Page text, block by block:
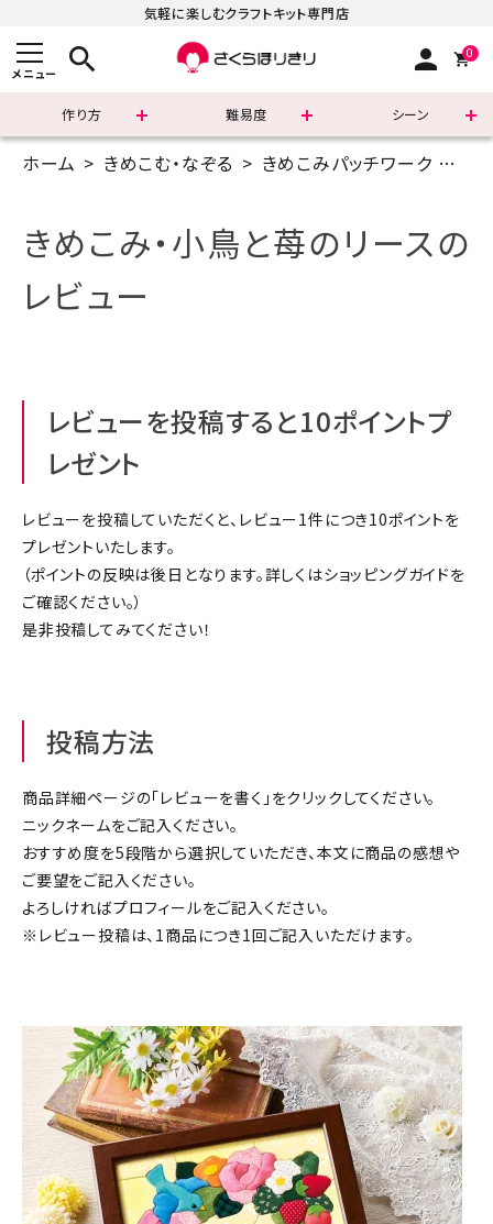
気軽に楽しむクラフトキット専門店
メニュー search person 0
作り方 難易度 シーン
まずはこちら
よくあるご質問
診断チャート
レビューを見る
コーポレートサイト
介護施設関係の方へ
最新のチラシはこちら
お問い合わせ
ACCOUNT MENU
ようこそ ゲスト 様
meeting_room ログイン person 会員登録
ホーム きめこむ・なぞる きめこみパッチワーク
きめこみ・小鳥と苺のリースの
レビュー
レビューを投稿すると10ポイントプ
レゼント
レビューを投稿していただくと、レビュー1件につき10ポイントを
プレゼントいたします。
（ポイントの反映は後日となります。詳しくはショッピングガイドを
ご確認ください。）
是非投稿してみてください！
投稿方法
商品詳細ページの「レビューを書く」をクリックしてください。
ニックネームをご記入ください。
おすすめ度を5段階から選択していただき、本文に商品の感想や
ご要望をご記入ください。
よろしければプロフィールをご記入ください。
※レビュー投稿は、1商品につき1回ご記入いただけます。